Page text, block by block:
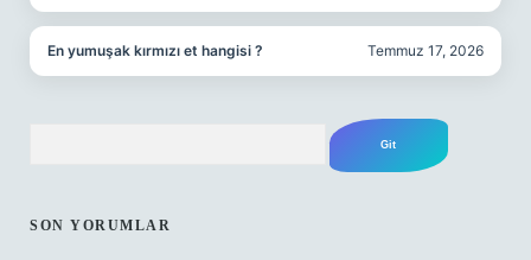
En yumuşak kırmızı et hangisi ? Temmuz 17, 2026
SON YORUMLAR